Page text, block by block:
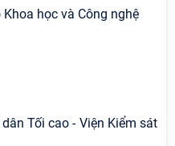
học và Công nghệ
Tối cao - Viện Kiểm sát